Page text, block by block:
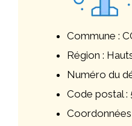
Commune :
Région :
Numéro du
Code postal :
Coordonnées